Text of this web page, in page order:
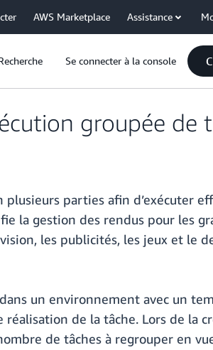
AWS Marketplace Assistance
Se connecter à la console
groupée de
parties afin d’exécuter
la gestion des rendus pour les
les publicités, les jeux et le
un environnement avec un
de la tâche. Lors de la
de tâches à regrouper en